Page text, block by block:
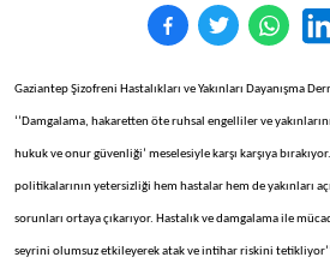
Gaziantep Şizofreni Hastalıkları ve Yakınları Dayanışma
‘’Damgalama, hakaretten öte ruhsal engelliler ve
hukuk ve onur güvenliği’ meselesiyle karşı karşıya
politikalarının yetersizliği hem hastalar hem de yakınları
sorunları ortaya çıkarıyor. Hastalık ve damgalama ile
seyrini olumsuz etkileyerek atak ve intihar riskini